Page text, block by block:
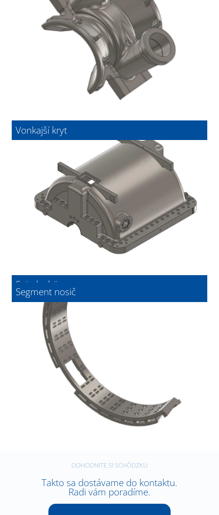
Vonkajší kryt
Spiralgehäuse
Segment nosič
DOHODNITE SI SCHÔDZKU
Takto sa dostávame do kontaktu.
Radi vám poradíme.